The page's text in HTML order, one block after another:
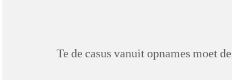
Te de casus vanuit opnames moet